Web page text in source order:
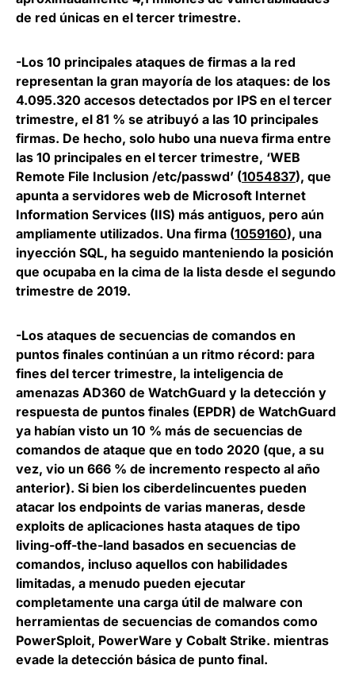
de red únicas en el tercer trimestre.
-Los 10 principales ataques de firmas a la red
representan la gran mayoría de los ataques: de los
4.095.320 accesos detectados por IPS en el tercer
trimestre, el 81 % se atribuyó a las 10 principales
firmas. De hecho, solo hubo una nueva firma entre
las 10 principales en el tercer trimestre, ‘WEB
Remote File Inclusion /etc/passwd’ (1054837), que
apunta a servidores web de Microsoft Internet
Information Services (IIS) más antiguos, pero aún
ampliamente utilizados. Una firma (1059160), una
inyección SQL, ha seguido manteniendo la posición
que ocupaba en la cima de la lista desde el segundo
trimestre de 2019.
-Los ataques de secuencias de comandos en
puntos finales continúan a un ritmo récord: para
fines del tercer trimestre, la inteligencia de
amenazas AD360 de WatchGuard y la detección y
respuesta de puntos finales (EPDR) de WatchGuard
ya habían visto un 10 % más de secuencias de
comandos de ataque que en todo 2020 (que, a su
vez, vio un 666 % de incremento respecto al año
anterior). Si bien los ciberdelincuentes pueden
atacar los endpoints de varias maneras, desde
exploits de aplicaciones hasta ataques de tipo
living-off-the-land basados en secuencias de
comandos, incluso aquellos con habilidades
limitadas, a menudo pueden ejecutar
completamente una carga útil de malware con
herramientas de secuencias de comandos como
PowerSploit, PowerWare y Cobalt Strike. mientras
evade la detección básica de punto final.